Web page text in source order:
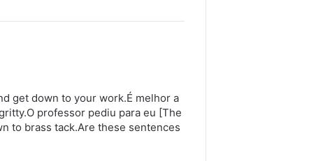
get down to your work.É melhor a
professor pediu para eu [The
to brass tack.Are these sentences